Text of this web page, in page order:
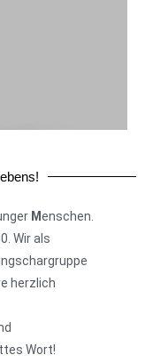
Menschen.
Wir als
herzlich
Wort!